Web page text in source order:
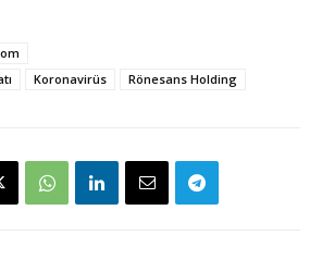
Koronavirüs Rönesans Holding